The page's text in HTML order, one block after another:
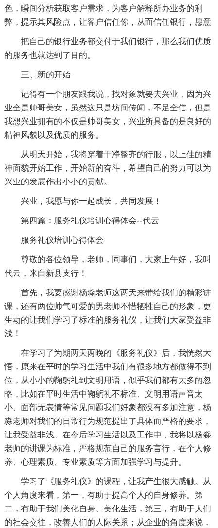
色，瞬间分析获取客户需求，为客户解释所办业务的利
弊，提示其风险点，让客户信任你，从而信任银行，愿意
把自己的银行业务都交付于我们银行，那么我们优质
的服务也就达到了目的。
三、新的开始
记得有一个朋友跟我说，找对象就要去兴业，因为兴
业全是帅哥美女，虽然这只是坊间传闻，不足全信，但是
我想兴业拥有的不仅是帅哥美女，兴业所具备的是良好的
精神风貌以及优质的服务。
从明天开始，我将穿着干净整齐的行服，以上佳的精
神面貌开始工作，开始新的奋斗，希望自己的努力可以为
兴业的发展作出小小的贡献。
兴业，我愿与你一起成长，共同发展！
第四篇：服务礼仪培训心得体会--代云
服务礼仪培训心得体会
尊敬的各位领导，老师，同事们，大家上午好，我叫
代云，来自新县支行！
首先，我要感谢杨淼老师这两天来带给我们的精彩讲
课，还有两位帅气可爱的男老师不惜牺牲自己的形象，更
生动的让我们学习了标准的服务礼仪，让我们大家受益非
浅！
在学习了为期两天两晚的《服务礼仪》后，我恍然大
悟，原来在平时的学习生活中我们有很多地方都做得不到
位，从小小的鞠躬礼到文明用语，似乎我们都有太多的忽
略，比如在平时生活中鞠躬礼不标准、文明用语声音太
小、面部无表情等常见问题我们好象都没有多加注意，杨
淼老师对我们的日常行为规范提出了具体而严格的要求，
让我受益非浅。在今后学习生活以及工作中，我将以杨淼
老师的讲课为标准，严格规范自己的服务言行，在个人修
养、心理素质、专业素质等方面加强学习与提升。
学习了《服务礼仪》的课程，让我产生很大感触。从
个人角度来看，第一，有助于提高个人的自身修养。第
二，有助于我们美化自身、美化生活，第三，有助于人们
的社会交往，改善人们的人际关系；从企业的角度来说，